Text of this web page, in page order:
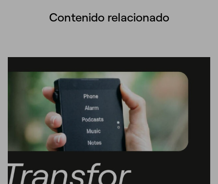
Contenido relacionado